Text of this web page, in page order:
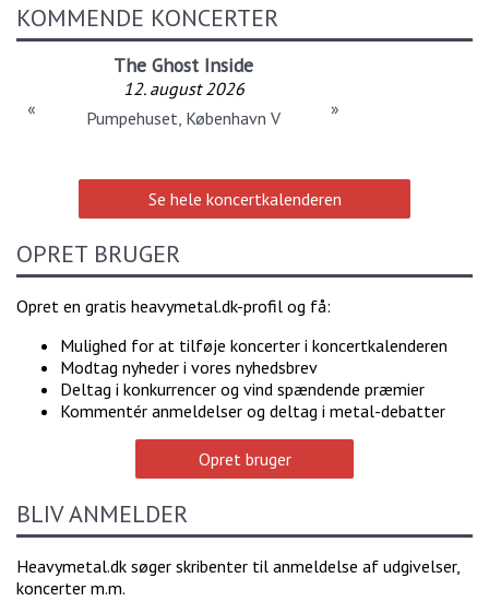
KOMMENDE KONCERTER
The Ghost Inside
12. august 2026
Pumpehuset, København V
« »
Se hele koncertkalenderen
OPRET BRUGER
Opret en gratis heavymetal.dk-profil og få:
Mulighed for at tilføje koncerter i koncertkalenderen
Modtag nyheder i vores nyhedsbrev
Deltag i konkurrencer og vind spændende præmier
Kommentér anmeldelser og deltag i metal-debatter
Opret bruger
BLIV ANMELDER
Heavymetal.dk søger skribenter til anmeldelse af udgivelser,
koncerter m.m.